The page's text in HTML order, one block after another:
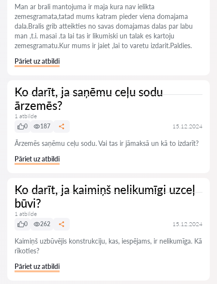
Man ar brali mantojuma ir maja kura nav ielikta
zemesgramata,tatad mums katram pieder viena domajama
dala.Bralis grib atteikties no savas domajamas dalas par labu
man ,t.i. masai .ta lai tas ir likumiski un talak es kartoju
zemesgramatu.Kur mums ir jaiet ,lai to varetu izdarit.Paldies.
Pāriet uz atbildi
Ko darīt, ja saņēmu ceļu sodu
ārzemēs?
1 atbilde
0
187 15.12.2024
Ārzemēs saņēmu ceļu sodu. Vai tas ir jāmaksā un kā to izdarīt?
Pāriet uz atbildi
Ko darīt, ja kaimiņš nelikumīgi uzceļ
būvi?
1 atbilde
0
262 15.12.2024
Kaimiņš uzbūvējis konstrukciju, kas, iespējams, ir nelikumīga. Kā
rīkoties?
Pāriet uz atbildi